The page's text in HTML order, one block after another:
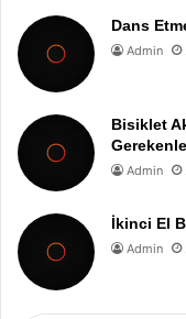
Dans
Admin
Bisiklet
Admin
İkinci El
Admin